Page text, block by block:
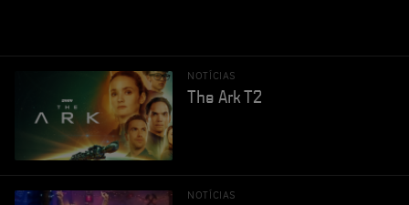
NOTÍCIAS
The Ark T2
NOTÍCIAS